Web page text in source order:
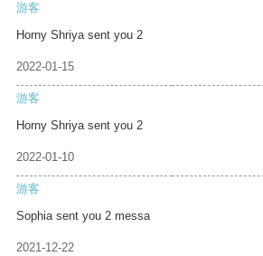
游客
Horny Shriya sent you 2
2022-01-15
游客
Horny Shriya sent you 2
2022-01-10
游客
Sophia sent you 2 messa
2021-12-22